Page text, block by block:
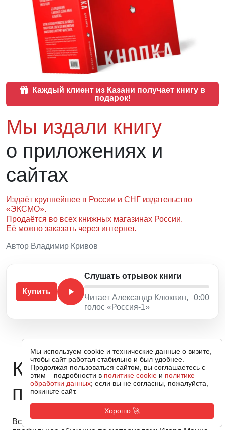
Каждый клиент из Казани получает книгу в
подарок!
Мы издали книгу
о приложениях и
сайтах
Издаёт крупнейшее в России и СНГ издательство
«ЭКСМО».
Продаётся во всех книжных магазинах России.
Её можно заказать через интернет.
Автор Владимир Кривов
Купить
Слушать отрывок книги
Читает Александр Клюквин,
голос «Россия-1»
0:00
Команда
профессионалов
Все специалисты нашей компании проходят
Мы используем cookie и технические данные о визите,
чтобы сайт работал стабильно и был удобнее.
Продолжая пользоваться сайтом, вы соглашаетесь с
этим – подробности в политике cookie и политике
обработки данных; если вы не согласны, пожалуйста,
покиньте сайт.
Хорошо 🚀